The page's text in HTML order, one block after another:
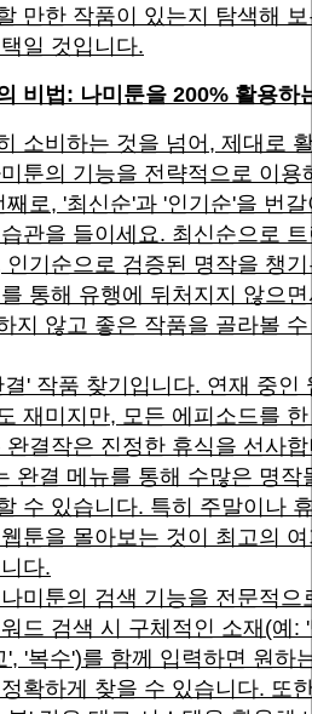
만한 작품이 있는지 탐색해
일 것입니다.
비법: 나미툰을 200% 활용하
소비하는 것을 넘어, 제대로
툰의 기능을 전략적으로 이용
째로, '최신순'과 '인기순'을 번
관을 들이세요. 최신순으로
인기순으로 검증된 명작을 챙
통해 유행에 뒤처지지 않으
지 않고 좋은 작품을 골라볼
' 작품 찾기입니다. 연재 중인
재미지만, 모든 에피소드를
완결작은 진정한 휴식을 선사
완결 메뉴를 통해 수많은 명작
수 있습니다. 특히 주말이나
툰을 몰아보는 것이 최고의
다.
미툰의 검색 기능을 전문적으
드 검색 시 구체적인 소재(예:
', '복수')를 함께 입력하면 원하
확하게 찾을 수 있습니다. 또